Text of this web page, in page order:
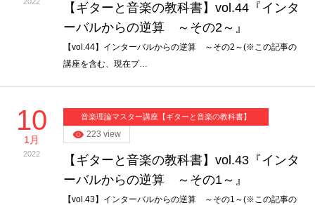
【ギターと音楽の教科書】vol.44『インタ
ーバルからの逆算 ～その2～』
【vol.44】インターバルからの逆算 ～その2～(※この記事の
講座を含む、現在プ…
10
1月
2022
音楽理論マスター講座【ギターと音楽の教科書】
223 view
【ギターと音楽の教科書】vol.43『インタ
ーバルからの逆算 ～その1～』
【vol.43】インターバルからの逆算 ～その1～(※この記事の